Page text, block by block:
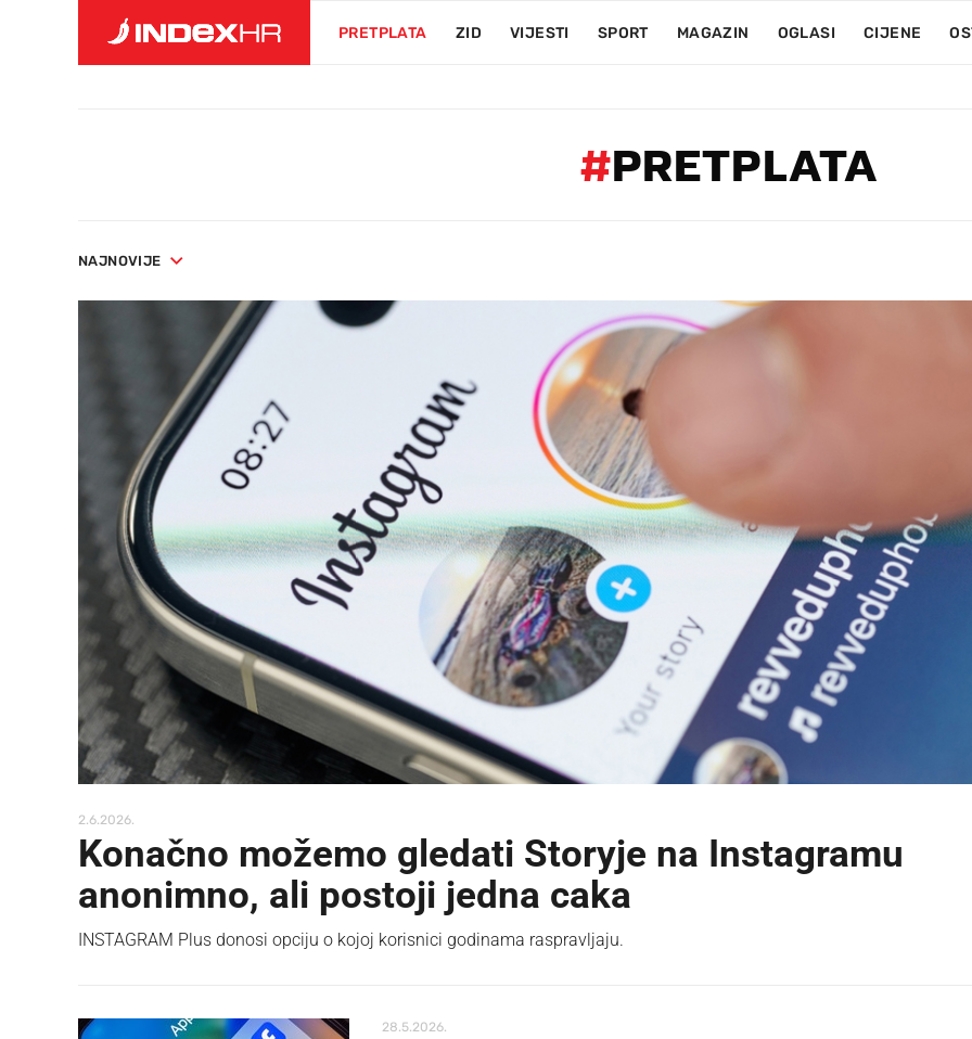
PRETPLATA ZID VIJESTI SPORT MAGAZIN OGLASI CIJENE
#PRETPLATA
NAJNOVIJE
2.6.2026.
Konačno možemo gledati Storyje na Instagramu
anonimno, ali postoji jedna caka
INSTAGRAM Plus donosi opciju o kojoj korisnici godinama raspravljaju.
28.5.2026.